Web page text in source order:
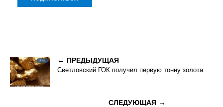
ПРЕДЫДУЩАЯ
Светловский ГОК получил первую тонну золота
СЛЕДУЮЩАЯ